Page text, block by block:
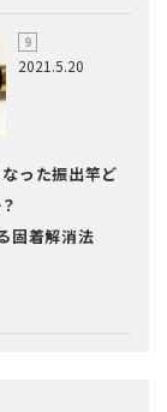
2021.5.20
った振出竿ど
固着解消法